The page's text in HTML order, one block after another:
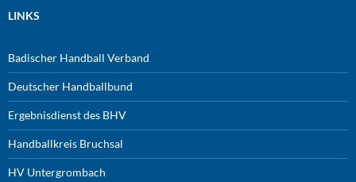
LINKS
Badischer Handball Verband
Deutscher Handballbund
Ergebnisdienst des BHV
Handballkreis Bruchsal
HV Untergrombach